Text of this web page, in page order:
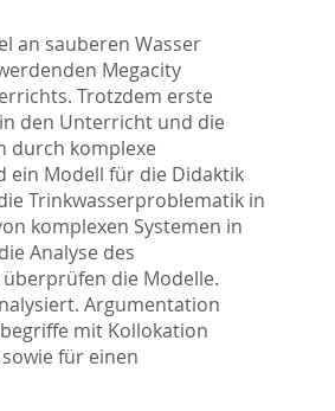
an sauberen Wasser
Megacity
Trotzdem erste
den Unterricht und die
durch komplexe
ein Modell für die Didaktik
Trinkwasserproblematik in
komplexen Systemen in
Analyse des
die Modelle.
Argumentation
mit Kollokation
für einen